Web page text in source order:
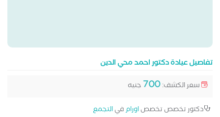
تفاصيل عيادة دكتور احمد محي الدين
سعر الكشف:700 جنيه
دكتور تخصص تخصصاورامفيالتجمع